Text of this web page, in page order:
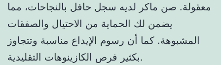
معقولة. صن ماكر لديه سجل حافل بالنجاحات، مما
يضمن لك الحماية من الاحتيال والصفقات
المشبوهة. كما أن رسوم الإيداع مناسبة وتتجاوز
بكثير فرص الكازينوهات التقليدية.